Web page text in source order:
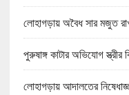
লোহাগড়ায় অবৈধ সার মজুত
পুরুষাঙ্গ কাটার অভিযোগ স্ত্রীর
লোহাগড়ায় আদালতের